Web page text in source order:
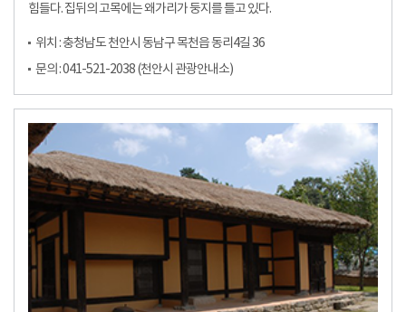
힘들다. 집뒤의 고목에는 왜가리가 둥지를 틀고 있다.
위치 : 충청남도 천안시 동남구 목천읍 동리4길 36
문의 : 041-521-2038 (천안시 관광안내소)